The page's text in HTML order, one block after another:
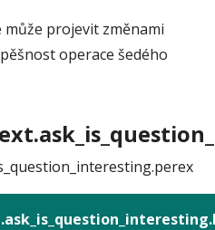
projevit změnami
operace šedého